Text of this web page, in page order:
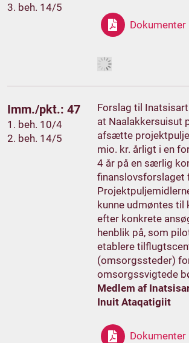
3. beh. 14/5
Dokumenter
Imm./pkt.: 47
1. beh. 10/4
2. beh. 14/5
Forslag til
at Naalakkersuisut
afsætte
mio. kr. årligt i en
4 år på en særlig
finanslovsforslaget
kunne udmøntes til
efter konkrete
henblik på, som
etablere
(omsorgssteder)
omsorgssvigtede
Medlem af
Inuit Ataqatigiit
Dokumenter